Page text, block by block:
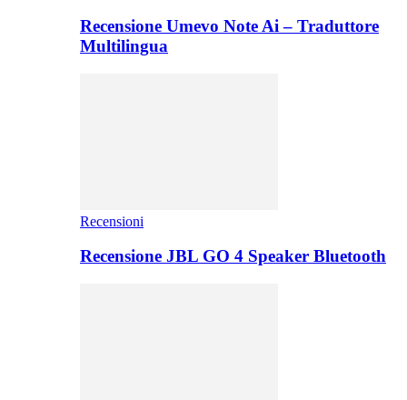
Recensione Umevo Note Ai – Traduttore
Multilingua
Recensioni
Recensione JBL GO 4 Speaker Bluetooth